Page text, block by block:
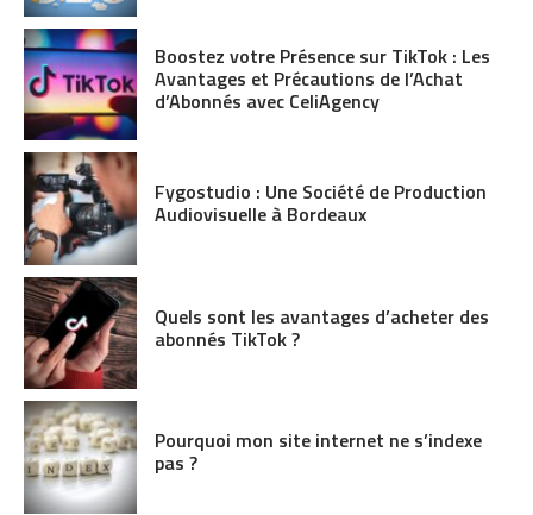
Boostez votre Présence sur TikTok : Les
Avantages et Précautions de l’Achat
d’Abonnés avec CeliAgency
Fygostudio : Une Société de Production
Audiovisuelle à Bordeaux
Quels sont les avantages d’acheter des
abonnés TikTok ?
Pourquoi mon site internet ne s’indexe
pas ?